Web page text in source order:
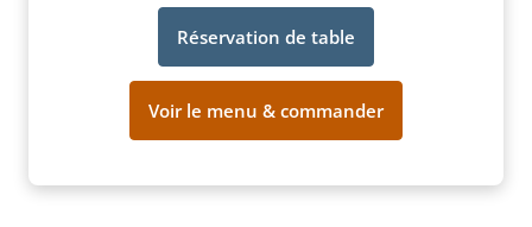
Réservation de table
Voir le menu & commander